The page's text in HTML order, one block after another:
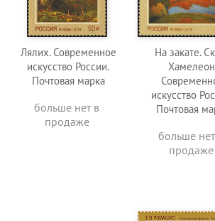
Лялих. Современное
искусство России.
Почтовая марка
больше нет в
продаже
На закате.
искусство
Почтовая
больше
продаже